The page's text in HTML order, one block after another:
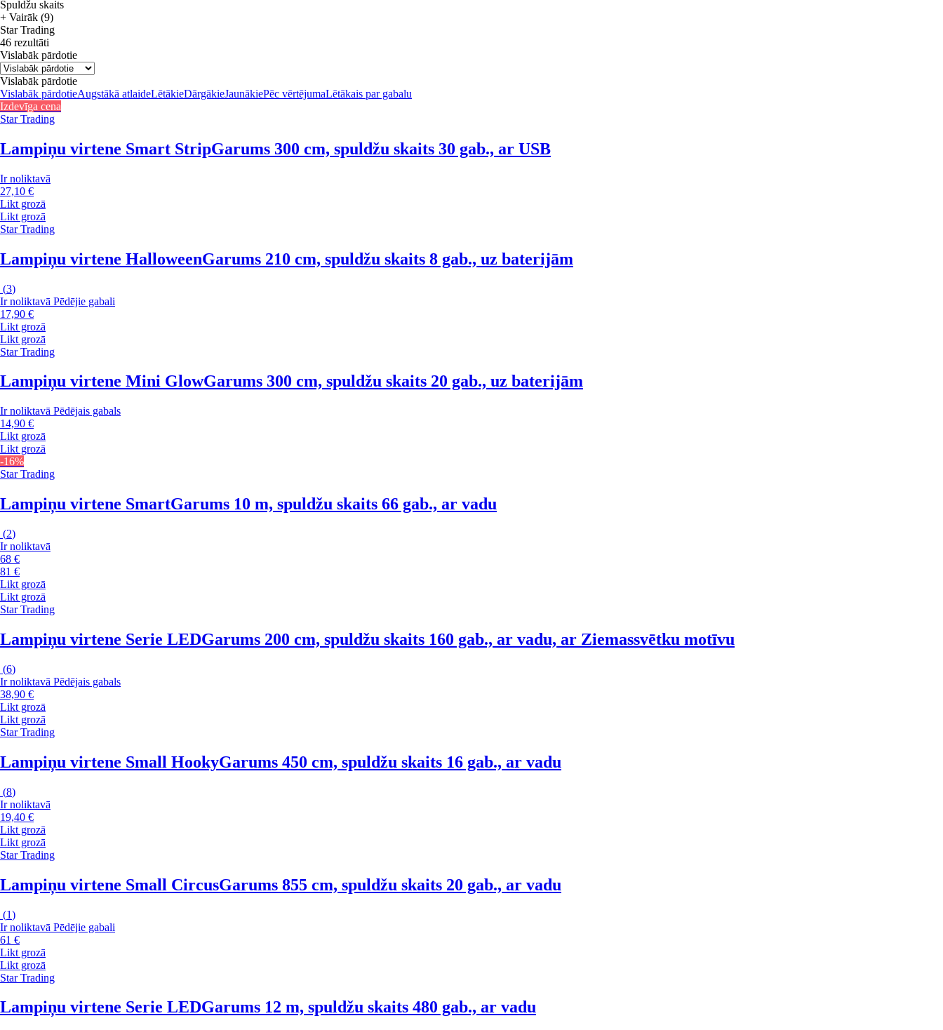
Spuldžu skaits
+ Vairāk (9)
Star Trading
46 rezultāti
Vislabāk pārdotie
Vislabāk pārdotie
Vislabāk pārdotieAugstākā atlaideLētākieDārgākieJaunākiePēc vērtējumaLētākais par gabalu
Izdevīga cena
Star Trading
Lampiņu virtene Smart StripGarums 300 cm, spuldžu skaits 30 gab., ar USB
Ir noliktavā
27,10 €
Likt grozā
Likt grozā
Star Trading
Lampiņu virtene HalloweenGarums 210 cm, spuldžu skaits 8 gab., uz baterijām
(3)
Ir noliktavā Pēdējie gabali
17,90 €
Likt grozā
Likt grozā
Star Trading
Lampiņu virtene Mini GlowGarums 300 cm, spuldžu skaits 20 gab., uz baterijām
Ir noliktavā Pēdējais gabals
14,90 €
Likt grozā
Likt grozā
-16%
Star Trading
Lampiņu virtene SmartGarums 10 m, spuldžu skaits 66 gab., ar vadu
(2)
Ir noliktavā
68 €
81 €
Likt grozā
Likt grozā
Star Trading
Lampiņu virtene Serie LEDGarums 200 cm, spuldžu skaits 160 gab., ar vadu, ar Ziemassvētku motīvu
(6)
Ir noliktavā Pēdējais gabals
38,90 €
Likt grozā
Likt grozā
Star Trading
Lampiņu virtene Small HookyGarums 450 cm, spuldžu skaits 16 gab., ar vadu
(8)
Ir noliktavā
19,40 €
Likt grozā
Likt grozā
Star Trading
Lampiņu virtene Small CircusGarums 855 cm, spuldžu skaits 20 gab., ar vadu
(1)
Ir noliktavā Pēdējie gabali
61 €
Likt grozā
Likt grozā
Star Trading
Lampiņu virtene Serie LEDGarums 12 m, spuldžu skaits 480 gab., ar vadu